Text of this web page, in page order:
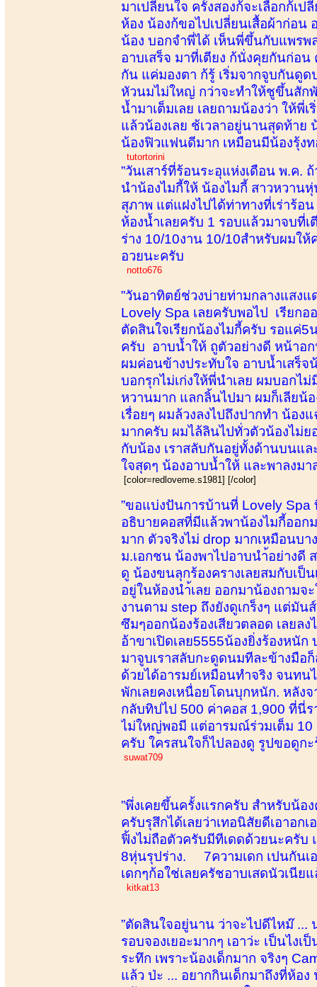
มาเปลี่ยนใจ ครั้งสองก้จะเลือกก้เ
ห้อง น้องก้ขอไปเปลี่ยนเสื้อผ้าก่อ
น้อง บอกจำพี่ได้ เห็นพี่ขึ้นกับแพรพ
อาบเสร็จ มาที่เตียง ก้นั่งคุยกันก่อ
กัน แค่มองตา ก้รู้ เริ่มจากจูบกันดู
หัวนมไม่ใหญ่ กว่าจะทำให้ชูขึ้นสักพั
น้ำมาเต็มเลย เลยถามน้องว่า ให้
แล้วน้องเลย ช้เวลาอยู่นานสุดท้าย
น้องฟิวแฟนดีมาก เหมือนมีน้องรุ้ง
tutortorini
”วันเสาร์ที่ร้อนระอุแห่งเดือน พ.ค.
นำน้องไมกี้ให้ น้องไมกี้ สาวหวา
สุภาพ แต่แฝงไปได้ท่าทางที่เร่าร้อ
ห้องน้ำเลยครับ 1 รอบแล้วมาจบที่
ร่าง 10/10งาน 10/10สำหรับผมใ
อวยนะครับ
notto676
”วันอาทิตย์ช่วงบ่ายท่ามกลางแสง
Lovely Spa เลยครับพอไป เรียก
ตัดสินใจเรียกน้องไมกี้ครับ รอแค่
ครับ อาบน้ำให้ ถูตัวอย่างดี หน้าอ
ผมค่อนข้างประทับใจ อาบน้ำเสร็จ
บอกรุกไม่เก่งให้พี่นำเลย ผมบอกไ
หวานมาก แลกลิ้นไปมา ผมก็เลียน้
เรื่อยๆ ผมล้วงลงไปถึงปากทำ น้อ
มากครับ ผมไล้ลินไปทั่วตัวน้องไม่ย
กับน้อง เราสลับกันอยู่ทั้งด้านบนแ
ใจสุดๆ น้องอาบน้ำให้ และพาลง
[color=redloveme.s1981] [/color]
”ขอแบ่งปันการบ้านที่ Lovely Spa
อธิบายคอสที่มีแล้วพาน้องไมกี้ออก
มาก ตัวจริงไม่ drop มากเหมือนบ
ม.เอกชน น้องพาไปอาบนำ้อย่างดี
ดู น้องขนลุกร้องครางเลยสมกับเ
อยู่ในห้องนำ้เลย ออกมาน้องถามจ
งานตาม step ถึงยังดูเกร็งๆ แต่มั
ซึมๆออกน้องร้องเสียวตลอด เลยล
อ้าขาเปิดเลย5555น้องยิ่งร้องหนั
มาจูบเราสลับกะดูดนมทีละข้างมือ
ด้วยได้อารมย์เหมือนทำจริง จนทน
พักเลยคงเหนื่อยโดนบุกหนัก. หลัง
กลับทิปไป 500 ค่าคอส 1,900 ที่นี่
ไม่ใหญ่พอมี แต่อารมณ์ร่วมเต็ม 10
ครับ ใครสนใจก็ไปลองดู รูปขอดูก
suwat709
”พึ่งเคยขึ้นครั้งแรกครับ สำหรับน้
ครับรุสึกได้เลยว่าเทอนิสัยดีเอาอก
ฟิ้งไม่ถือตัวครับมีทีเดดด้วยนะค
8หุ่นรุปร่าง. 7ความเดก เปนกันเ
เดกๆก้อใช่เลยครัชอาบเสดนัวเนี
kitkat13
”ตัดสินใจอยู่นาน ว่าจะไปดีไหม๊ ...
รอบจองเยอะมากๆ เอาว่ะ เป็นไ
ระทึก เพราะน้องเด็กมาก จริงๆ
แล้ว ป่ะ ... อยากกินเด็กมาถึงที่ห้อ